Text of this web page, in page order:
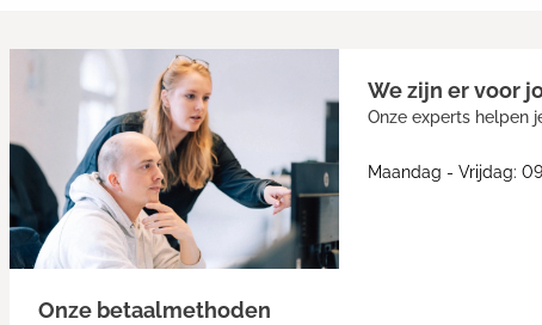
We zijn er voor
Onze experts helpen
Maandag - Vrijdag:
Onze betaalmethoden